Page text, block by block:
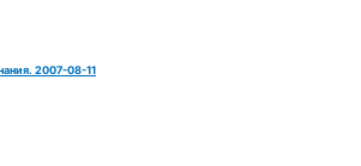
2007-08-11